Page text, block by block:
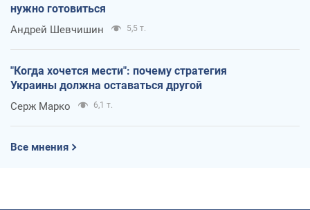
нужно готовиться
Андрей Шевчишин 5,5 т.
"Когда хочется мести": почему стратегия
Украины должна оставаться другой
Серж Марко 6,1 т.
Все мнения